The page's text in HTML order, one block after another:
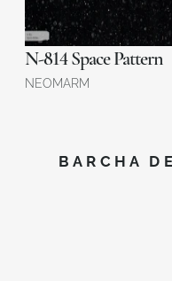
N-814 Space Pattern
NEOMARM
BARCHA